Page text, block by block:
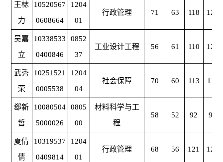
王梽
力
10520567
0608664
1204
01
行政管理 71 63 118 121
吴嘉
立
10338533
0400846
0852
37
工业设计工程 56 61 110 125
武秀
荣
10251521
0005538
1204
04
社会保障 70 60 113 115
郄新
哲
10080504
5000026
0805
00
材料科学与工
程
58 52 92 93
夏倩
倩
10319537
0409814
1204
01
行政管理 68 56 121 128